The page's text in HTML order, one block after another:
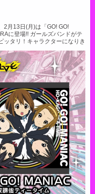
2月13日(月)は「GO! GO!
に登場!! ガールズバンドがテ
ッタリ！キャラクターになりき
ぜ～ったいチェックしてね! そ
曜日、2月13日に公式WEBサ
お気に入りフォルダ編集」の機
ダ」はアーケードゲーム
加された機能で、大好きな楽
べるようになる、『キミだけの
りフォルダ編集」で、いつで
を登録できちゃうのってスゴ
6th KAC」の決勝ラウンドで
ト目指して頑張っちゃおうかな